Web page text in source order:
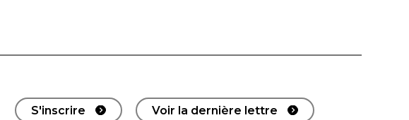
S'inscrire Voir la dernière lettre